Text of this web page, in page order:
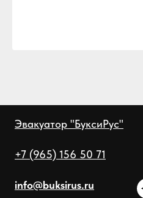
Эвакуатор "БуксиРус"
+7 (965) 156 50 71
info@buksirus.ru